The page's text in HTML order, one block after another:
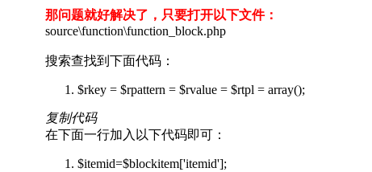
那问题就好解决了，只要打开以下文件：
source\function\function_block.php
搜索查找到下面代码：
$rkey = $rpattern = $rvalue = $rtpl = array();
复制代码
在下面一行加入以下代码即可：
$itemid=$blockitem['itemid'];